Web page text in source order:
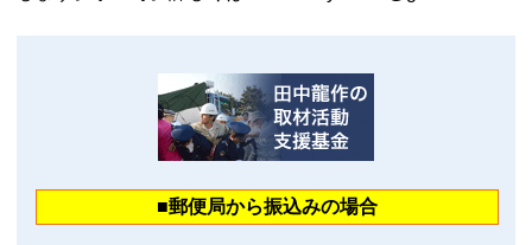
■郵便局から振込みの場合